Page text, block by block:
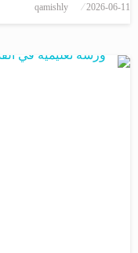
2026-06-11
qamishly